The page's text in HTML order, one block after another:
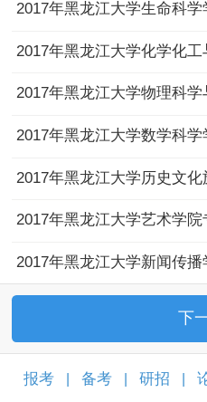
2017年黑龙江大学艺术学
下
报考 备考 研招